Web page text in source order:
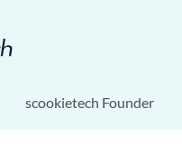
scookietech Founder